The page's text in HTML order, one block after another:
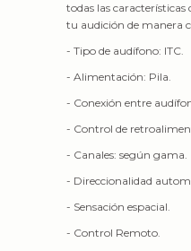
todas las
tu audición de manera
- Tipo de audífono: ITC.
- Alimentación: Pila.
- Conexión entre
- Control de
- Canales: según gama.
- Direccionalidad
- Sensación espacial.
- Control Remoto.